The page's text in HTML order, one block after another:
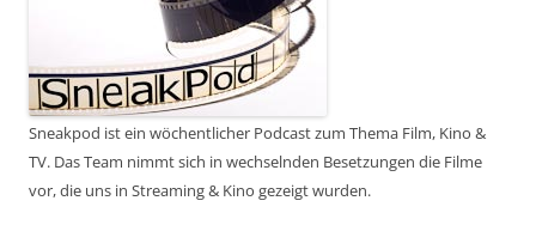
Sneakpod ist ein wöchentlicher Podcast zum Thema Film, Kino &
TV. Das Team nimmt sich in wechselnden Besetzungen die Filme
vor, die uns in Streaming & Kino gezeigt wurden.